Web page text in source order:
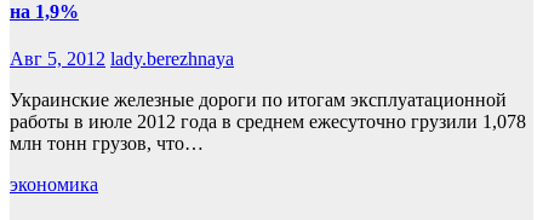
на 1,9%
Авг 5, 2012 lady.berezhnaya
Украинские железные дороги по итогам эксплуатационной
работы в июле 2012 года в среднем ежесуточно грузили 1,078
млн тонн грузов, что…
экономика